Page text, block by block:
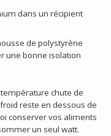
dans un récipient
de polystyrène
une bonne isolation
chute de
froid reste en dessous de
conserver vos aliments
un seul watt.